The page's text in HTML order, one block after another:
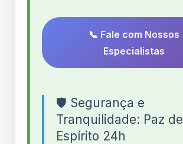
📞 Fale com Nossos
Especialistas
🛡️ Segurança e
Tranquilidade: Paz de
Espírito 24h